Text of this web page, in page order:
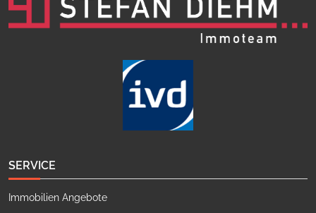
SERVICE
Immobilien Angebote